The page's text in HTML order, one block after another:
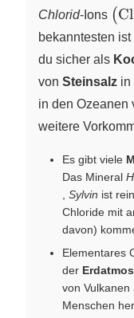
Chlorid-Ions (Cl
bekanntesten ist
du sicher als
von Steinsalz in
in den Ozeanen
weitere
Es gibt viele
Das Mineral
Sylvin ist
Chloride mit
davon)
Elementares
der
von
Menschen